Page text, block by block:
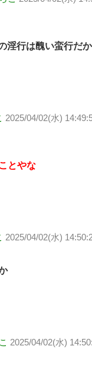
淫行は醜い蛮行だ
2025/04/02(水)
とやな
2025/04/02(水)
2025/04/02(水)